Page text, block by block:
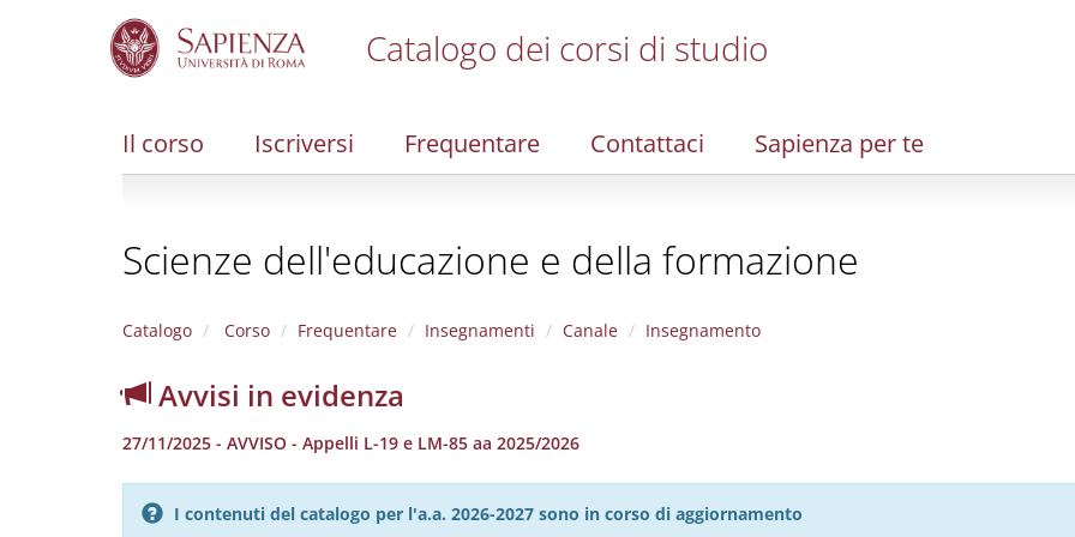
Catalogo dei corsi di studio
Il corso Iscriversi Frequentare Contattaci Sapienza per te
Scienze dell'educazione e della formazione
Catalogo Corso Frequentare Insegnamenti Canale Insegnamento
Avvisi in evidenza
27/11/2025 - AVVISO - Appelli L-19 e LM-85 aa 2025/2026
I contenuti del catalogo per l'a.a. 2026-2027 sono in corso di aggiornamento